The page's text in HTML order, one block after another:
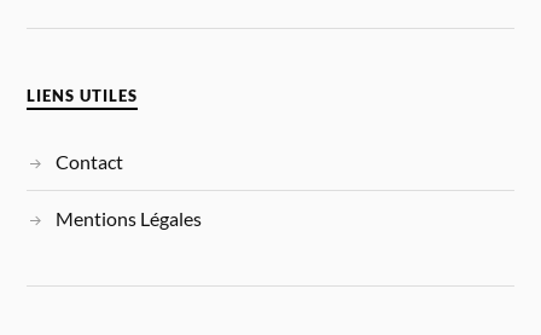
LIENS UTILES
Contact
Mentions Légales